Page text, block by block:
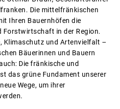
Die mittelfränkischen
Ihren Bauernhöfen die
Forstwirtschaft in der Region.
Klimaschutz und Artenvielfalt –
Bäuerinnen und Bauern
Die fränkische und
das grüne Fundament unserer
Wege, um ihrer